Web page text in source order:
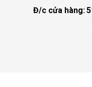
Đ/c cửa hàng: